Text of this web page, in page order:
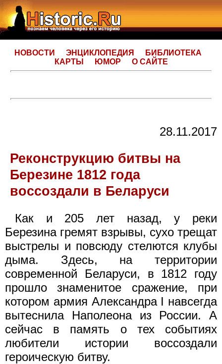
НОВОСТИ ЭНЦИКЛОПЕДИЯ
БИБЛИОТЕКА
КАРТЫ
ЮМОР О САЙТЕ
28.11.2017
Реконструкцию битвы на
Березине 1812 года
воссоздали в Беларуси
Как и 205 лет назад, у реки
Березина гремят взрывы, сухо трещат
выстрелы и повсюду стелются клубы
дыма. Здесь, на территории
современной Беларуси, в 1812 году
прошло знаменитое сражение, при
котором армия Александра I навсегда
вытеснила Наполеона из России. А
сейчас в память о тех событиях
любители истории воссоздали
героическую битву.